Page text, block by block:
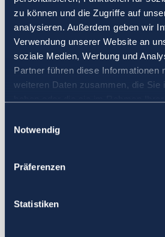
zu können und die Zugriffe auf
analysieren. Außerdem geben wir
Verwendung unserer Website an
soziale Medien, Werbung und
Partner führen diese Informationen
weiteren Daten zusammen, die Sie
Notwendig
Präferenzen
Statistiken